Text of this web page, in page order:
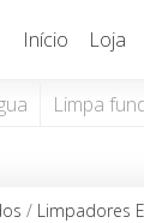
Início Loja
Limpa
/ Limpadores